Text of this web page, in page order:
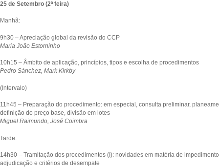
25 de Setembro (2ª feira)
Manhã:
9h30 – Apreciação global da revisão do CCP
Maria João Estorninho
10h15 – Âmbito de aplicação, princípios, tipos e escolha de procedimentos
Pedro Sánchez, Mark Kirkby
(Intervalo)
11h45 – Preparação do procedimento: em especial, consulta preliminar,
definição do preço base, divisão em lotes
Miguel Raimundo, José Coimbra
Tarde:
14h30 – Tramitação dos procedimentos (I): novidades em matéria de
adjudicação e critérios de desempate